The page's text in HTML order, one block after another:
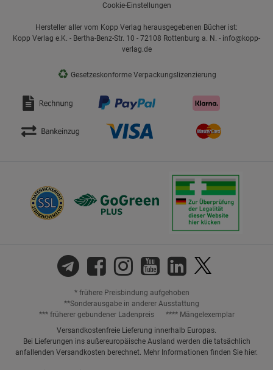
Cookie-Einstellungen
Hersteller aller vom Kopp Verlag herausgegebenen Bücher ist:
Kopp Verlag e.K. - Bertha-Benz-Str. 10 - 72108 Rottenburg a. N. - info@kopp-
verlag.de
♻ Gesetzeskonforme Verpackungslizenzierung
* frühere Preisbindung aufgehoben
**Sonderausgabe in anderer Ausstattung
*** früherer gebundener Ladenpreis
**** Mängelexemplar
Versandkostenfreie Lieferung innerhalb Europas.
Bei Lieferungen ins außereuropäische Ausland werden die tatsächlich
anfallenden Versandkosten berechnet. Mehr Informationen finden Sie hier.